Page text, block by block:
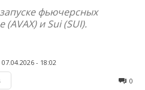
фьючерсных
и Sui (SUI).
07.04.2026 - 18:02
0